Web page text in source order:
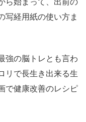
ら始まって、出前の
写経用紙の使い方ま
強の脳トレとも言わ
リで長生き出来る生
で健康改善のレシピ